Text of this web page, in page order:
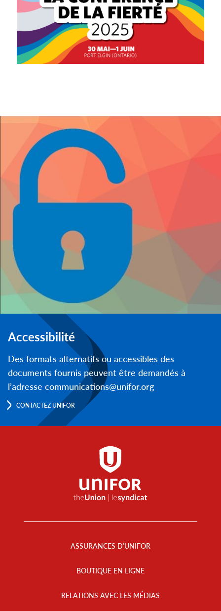
Accessibilité
Des formats alternatifs ou accessibles des
documents fournis peuvent être demandés à
l’adresse communications@unifor.org
CONTACTEZ UNIFOR
ASSURANCES D’UNIFOR
BOUTIQUE EN LIGNE
RELATIONS AVEC LES MÉDIAS